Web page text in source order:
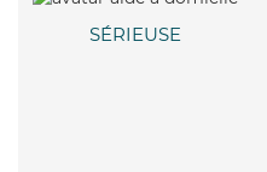
SÉRIEUSE